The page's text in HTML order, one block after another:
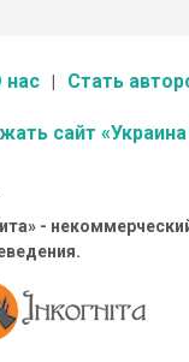
нас Стать
сайт «Украина
-